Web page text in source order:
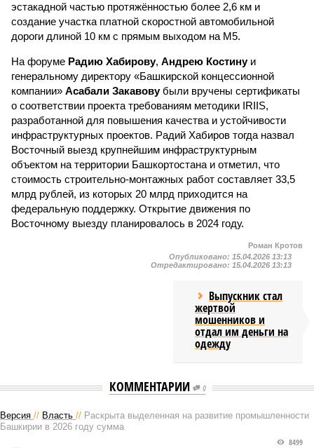
эстакадной частью протяжённостью более 2,6 км и
создание участка платной скоростной автомобильной
дороги длиной 10 км с прямым выходом на М5.
На форуме Радию Хабирову, Андрею Костинуи
генеральному директору «Башкирской концессионной
компании» Асабали Закавовубыли вручены сертификаты
о соответствии проекта требованиям методики IRIIS,
разработанной для повышения качества и устойчивости
инфраструктурных проектов. Радий Хабиров тогда назвал
Восточный выезд крупнейшим инфраструктурным
объектом на территории Башкортостана и отметил, что
стоимость строительно-монтажных работ составляет 33,5
млрд рублей, из которых 20 млрд приходится на
федеральную поддержку. Открытие движения по
Восточному выезду планировалось в 2024 году.
Роман Кротов
Опубликовано: 15.04.2026 13:13
Отредактировано: 15.04.2026 13:13
Выпускник стал
жертвой
мошенников и
отдал им деньги на
одежду
КОММЕНТАРИИ 0
Версия // Власть // Раскрыта выделенная на развитие промышленности
Башкирии в 2026 году сумма
8499